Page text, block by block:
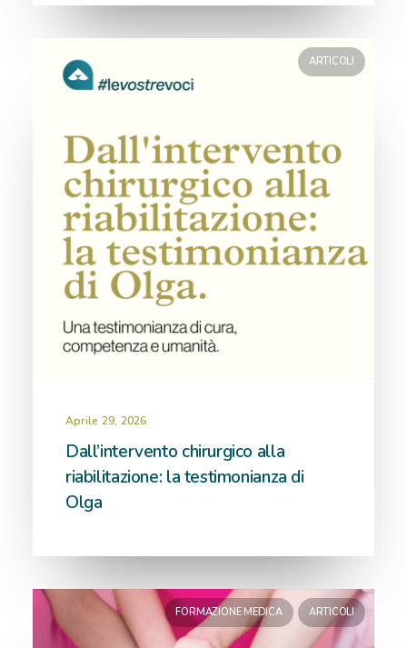
ARTICOLI
Aprile 29, 2026
Dall’intervento chirurgico alla
riabilitazione: la testimonianza di
Olga
FORMAZIONE MEDICA ARTICOLI